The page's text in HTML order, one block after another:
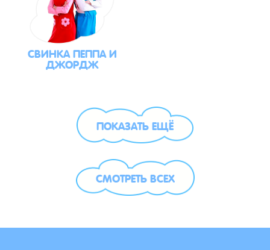
СВИНКА ПЕППА И
ДЖОРДЖ
ПОКАЗАТЬ ЕЩЁ
СМОТРЕТЬ ВСЕХ